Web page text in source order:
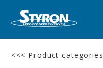
<<< Product categories